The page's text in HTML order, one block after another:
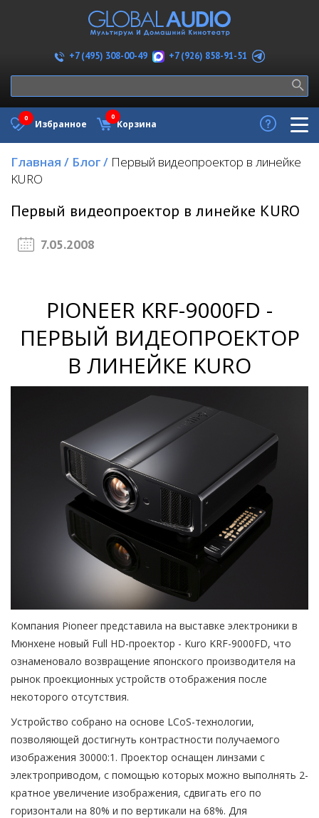
+7 (495) 308-00-49 +7 (926) 858-91-51
Избранное
0
Корзина
0
Главная / Блог/ Первый видеопроектор в линейке
KURO
Первый видеопроектор в линейке KURO
7.05.2008
PIONEER KRF-9000FD -
ПЕРВЫЙ ВИДЕОПРОЕКТОР
В ЛИНЕЙКЕ KURO
Компания Pioneer представила на выставке электроники в
Мюнхене новый Full HD-проектор - Kuro KRF-9000FD, что
ознаменовало возвращение японского производителя на
рынок проекционных устройств отображения после
некоторого отсутствия.
Устройство собрано на основе LCoS-технологии,
позволяющей достигнуть контрастности получаемого
изображения 30000:1. Проектор оснащен линзами с
электроприводом, с помощью которых можно выполнять 2-
кратное увеличение изображения, сдвигать его по
горизонтали на 80% и по вертикали на 68%. Для